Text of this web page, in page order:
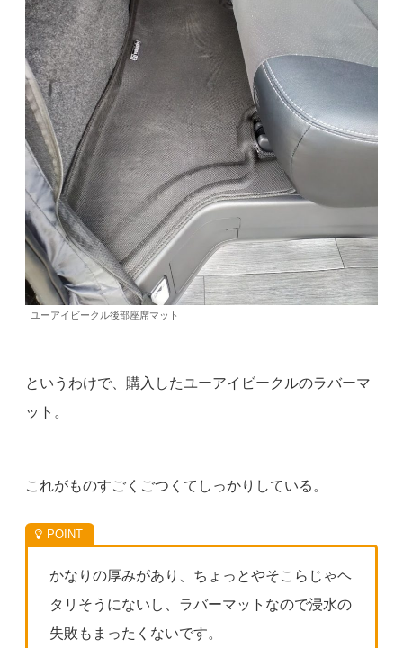
ユーアイビークル後部座席マット
というわけで、購入したユーアイビークルのラバーマ
ット。
これがものすごくごつくてしっかりしている。
かなりの厚みがあり、ちょっとやそこらじゃヘ
タリそうにないし、ラバーマットなので浸水の
失敗もまったくないです。